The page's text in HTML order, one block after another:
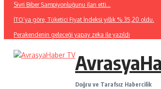
Sivri Biber Şampiyonluğunu ilan etti…
İTO’ya göre, Tüketici Fiyat İndeksi yıllık % 35,20 oldu.
Perakendenin geleceği yapay zeka ile yazıldı
Doğru ve Tarafsız Habercilik